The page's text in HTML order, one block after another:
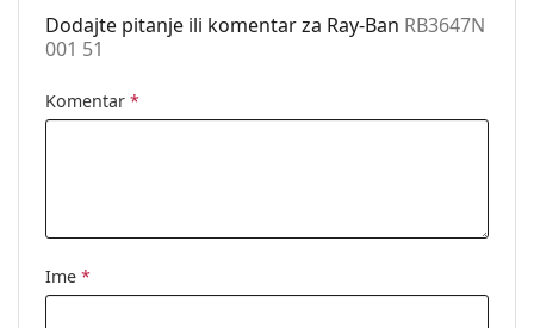
recept:
Dodajte pitanje ili komentar za Ray-Ban RB3647N
001 51
Komentar *
Ime *